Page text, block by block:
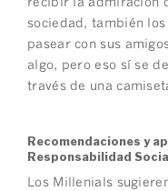
recibir la admiración
sociedad, también
pasear con sus
algo, pero eso sí se
través de una
Recomendaciones y
Responsabilidad
Los Millenials